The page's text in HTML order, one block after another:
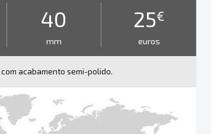
40
mm
25€
euros
com acabamento semi-polido.